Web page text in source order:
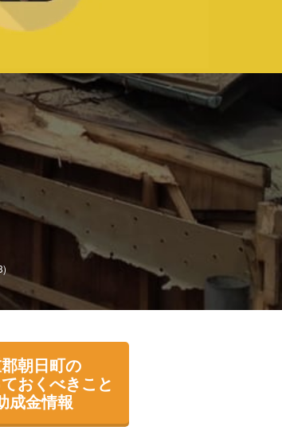
朝日町の
おくべきこと
成金情報